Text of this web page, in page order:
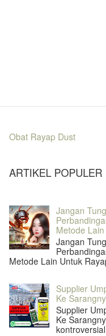
Obat Rayap Dust
ARTIKEL POPULER
Jangan
Metode
Jangan
Metode Lain Untuk
Supplier
Ke
Supplier
Ke